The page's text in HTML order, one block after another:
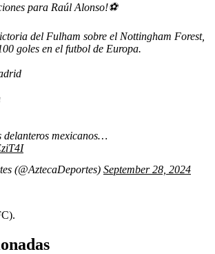
para Raúl Alonso!⚽️
del Fulham sobre el Nottingham Forest,
goles en el futbol de Europa.
delanteros mexicanos…
(@AztecaDeportes) September 28, 2024